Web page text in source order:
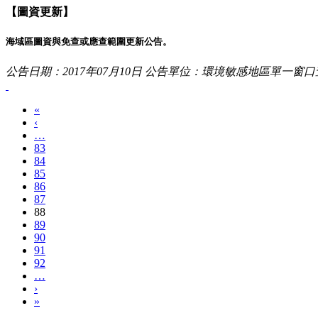
【圖資更新】
海域區圖資與免查或應查範圍更新公告。
公告日期：2017年07月10日 公告單位：環境敏感地區單一窗
«
‹
…
83
84
85
86
87
88
89
90
91
92
…
›
»